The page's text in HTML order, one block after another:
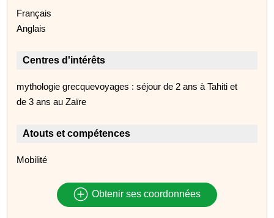
Français
Anglais
Centres d'intérêts
mythologie grecquevoyages : séjour de 2 ans à Tahiti et
de 3 ans au Zaïre
Atouts et compétences
Mobilité
Obtenir ses coordonnées